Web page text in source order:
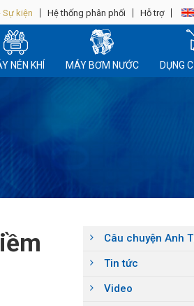
Sự kiện Hệ thống phân phối Hỗ trợ
NÉN KHÍ MÁY BƠM NƯỚC DỤNG
Câu chuyện Anh
Tin tức
Video